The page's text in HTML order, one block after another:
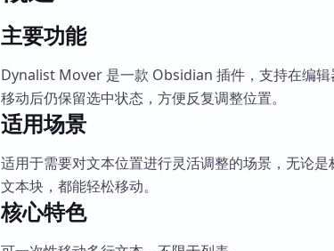
主要功能
Dynalist Mover 是一款 Obsidian 插件，支持在编辑
移动后仍保留选中状态，方便反复调整位置。
适用场景
适用于需要对文本位置进行灵活调整的场景，无论
文本块，都能轻松移动。
核心特色